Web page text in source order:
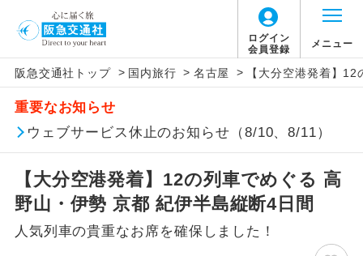
ログイン
会員登録
メニュー
阪急交通社トップ > 国内旅行 > 名古屋 > 【大分空港発着】
重要なお知らせ
ウェブサービス休止のお知らせ（8/10、8/11）
【大分空港発着】12の列車でめぐる 高
野山・伊勢 京都 紀伊半島縦断4日間
人気列車の貴重なお席を確保しました！
【国内旅客施設使用料について】
旅行代金に国内旅客施設使用料は含まれてお
りません。別途お支払いが必要となります。
伊丹空港往復：大人680円、子供680円、幼児
680円
アイコン 説明
添乗員同行
往路出発空港（駅）から復路到着空港
（駅）まで同行します。
現地添乗員同
行
現地到着空港（駅）から最終日出発空港
（駅）まで添乗員が同行します。
バスガイド乗
バスガイドが乗務し、車内での観光案内